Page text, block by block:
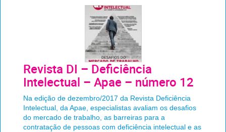
Revista DI – Deficiência
Intelectual – Apae – número 12
Na edição de dezembro/2017 da Revista Deficiência
Intelectual, da Apae, especialistas avaliam os desafios
do mercado de trabalho, as barreiras para a
contratação de pessoas com deficiência intelectual e as